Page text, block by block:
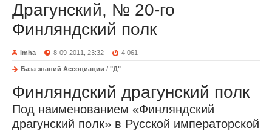
Драгунский, № 20-го
Финляндский полк
imha 8-09-2011, 23:32 4 061
База знаний Ассоциации / "Д"
Финляндский драгунский полк
Под наименованием «Финляндский
драгунский полк» в Русской императорской